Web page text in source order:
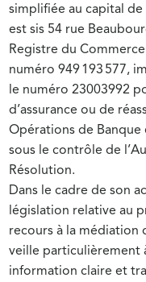
simplifiée au capital
est sis 54 rue
Registre du
numéro 949 193 577,
le numéro 23003992
d’assurance ou de
Opérations de Banque
sous le contrôle de
Résolution.
Dans le cadre de son
législation relative au
recours à la médiation
veille particulièrement
information claire et